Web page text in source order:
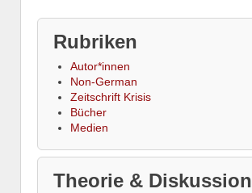
Rubriken
Autor*innen
Non-German
Zeitschrift Krisis
Bücher
Medien
Theorie & Diskussion